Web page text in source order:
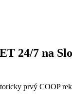
24/7 na
prvý COOP